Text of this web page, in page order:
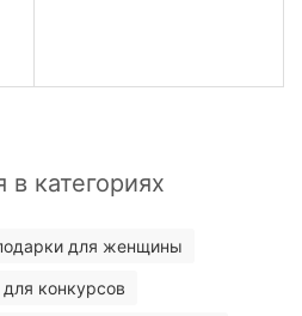
в категориях
для женщины
конкурсов